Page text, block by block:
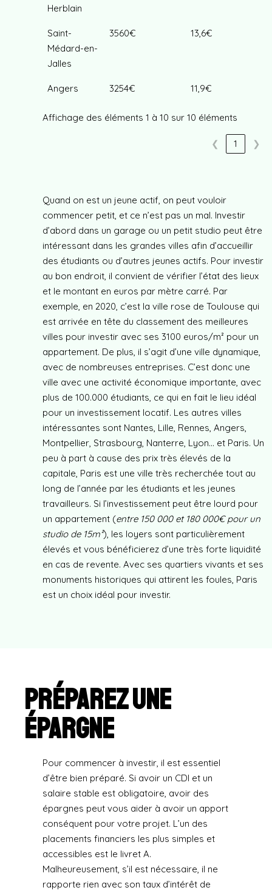
Herblain
Saint-
Médard-en-
Jalles
3560€ 13,6€
Angers 3254€ 11,9€
Affichage des éléments 1 à 10 sur 10 éléments
❮ 1 ❯
Quand on est un jeune actif, on peut vouloir
commencer petit, et ce n’est pas un mal. Investir
d’abord dans un garage ou un petit studio peut être
intéressant dans les grandes villes afin d’accueillir
des étudiants ou d’autres jeunes actifs. Pour investir
au bon endroit, il convient de vérifier l’état des lieux
et le montant en euros par mètre carré. Par
exemple, en 2020, c’est la ville rose de Toulouse qui
est arrivée en tête du classement des meilleures
villes pour investir avec ses 3100 euros/m² pour un
appartement. De plus, il s’agit d’une ville dynamique,
avec de nombreuses entreprises. C’est donc une
ville avec une activité économique importante, avec
plus de 100.000 étudiants, ce qui en fait le lieu idéal
pour un investissement locatif. Les autres villes
intéressantes sont Nantes, Lille, Rennes, Angers,
Montpellier, Strasbourg, Nanterre, Lyon… et Paris. Un
peu à part à cause des prix très élevés de la
capitale, Paris est une ville très recherchée tout au
long de l’année par les étudiants et les jeunes
travailleurs. Si l’investissement peut être lourd pour
un appartement (entre 150 000 et 180 000€ pour un
studio de 15m²), les loyers sont particulièrement
élevés et vous bénéficierez d’une très forte liquidité
en cas de revente. Avec ses quartiers vivants et ses
monuments historiques qui attirent les foules, Paris
est un choix idéal pour investir.
Préparez une
épargne
Pour commencer à investir, il est essentiel
d’être bien préparé. Si avoir un CDI et un
salaire stable est obligatoire, avoir des
épargnes peut vous aider à avoir un apport
conséquent pour votre projet. L’un des
placements financiers les plus simples et
accessibles est le livret A.
Malheureusement, s’il est nécessaire, il ne
rapporte rien avec son taux d’intérêt de